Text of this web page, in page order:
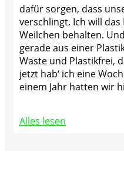
dafür sorgen, dass
verschlingt. Ich will
Weilchen behalten.
gerade aus einer
Waste und Plastikfrei,
jetzt hab‘ ich eine
einem Jahr hatten wir
Alles lesen